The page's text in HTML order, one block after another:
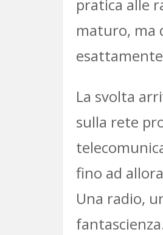
pratica alle
maturo, ma
La svolta
sulla rete
fino ad
Una radio,